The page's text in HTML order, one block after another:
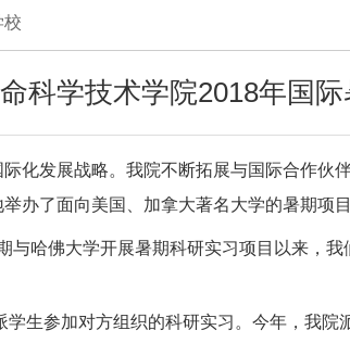
校
科学技术学院2018年国
化发展战略。我院不断拓展与国际合作伙
办了面向美国、加拿大著名大学的暑期项
与哈佛大学开展暑期科研实习项目以来，
生参加对方组织的科研实习。今年，我院